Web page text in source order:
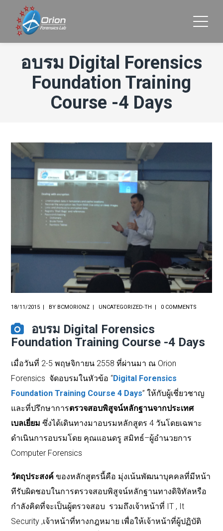
อบรม Digital Forensics
Foundation Training
Course -4 Days
18/11/2015 BY BCMORIONZ UNCATEGORIZED-TH 0 COMMENTS
อบรม Digital Forensics
Foundation Training Course -4 Days
เมื่อวันที่ 2-5พฤษจิกายน 2558ที่ผ่านมา ณ Orion
Forensics จัดอบรมในหัวข้อ “Digital Forensics
Foundation Training Course 4 Days”ให้กับผู้เชี่ยวชาญ
และที่ปรึกษาการตรวจสอบพิสูจน์หลักฐานจากประเทศ
เบลเยี่ยม ซึ่งได้เดินทางมาอบรมหลักสูตร 4 วันโดยเฉพาะ
ดำเนินการอบรมโดย คุณแอนดรู สมิทธ์–ผู้อำนวยการ
Computer Forensics
วัตถุประสงค์ ของหลักสูตรนี้คือ มุ่งเน้นพัฒนาบุคคลที่มีหน้า
ทีรับผิดชอบในการตรวจสอบพิสูจน์หลักฐานทางดิจิทัลหรือ
กำลังคิดที่จะเป็นผู้ตรวจสอบ รวมถึงเจ้าหน้าที่ IT , It
Security ,เจ้าหน้าที่ทางกฎหมาย เพื่อให้เจ้าหน้าที่ผู้ปฏิบัติ